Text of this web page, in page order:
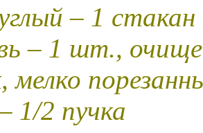
– 1 стакан
– 1 шт.,
мелко
1/2 пучка